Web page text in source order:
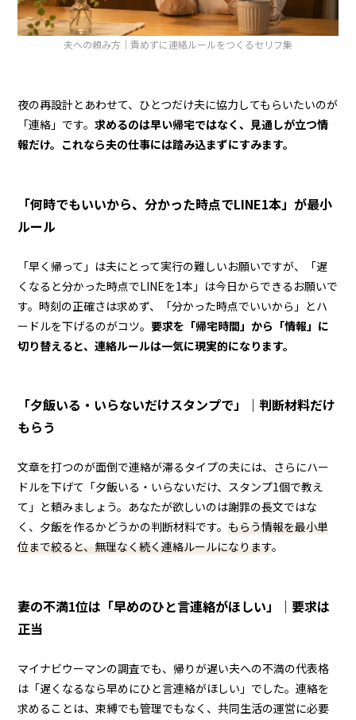
夫への頼み方｜責めずに連絡ルールをつくるセリフ集
夜の再設計とあわせて、ひとつだけ夫に協力してもらいたいのが
「連絡」です。求めるのは早い帰宅ではなく、見通しが立つ情
報だけ。これなら夫の仕事には踏み込まずにすみます。
「何時でもいいから、分かった時点でLINE1本」が最小
ルール
「早く帰って」は夫にとって実行の難しいお願いですが、「遅
くなると分かった時点でLINEを1本」は今日からできるお願いで
す。時刻の正確さは求めず、「分かった時点でいいから」とハ
ードルを下げるのがコツ。要求を「帰宅時間」から「情報」に
切り替えると、連絡ルールは一気に現実的になります。
「夕飯いる・いらないだけスタンプで」｜判断材料だけ
もらう
文章を打つのが面倒で連絡が滞るタイプの夫には、さらにハー
ドルを下げて「夕飯いる・いらないだけ、スタンプ1個で教え
て」と頼みましょう。あなたが欲しいのは謝罪の長文ではな
く、夕飯を作るかどうかの判断材料です。もらう情報を最小単
位まで絞ると、無理なく続く連絡ルールになります。
妻の不満1位は「早めのひと言連絡がほしい」｜要求は
正当
マイナビウーマンの調査でも、帰りが遅い夫への不満の代表格
は「遅くなるなら早めにひと言連絡がほしい」でした。連絡を
求めることは、束縛でも管理でもなく、共同生活の運営に必要